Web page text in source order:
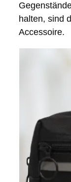
halten, sind
Accessoire.